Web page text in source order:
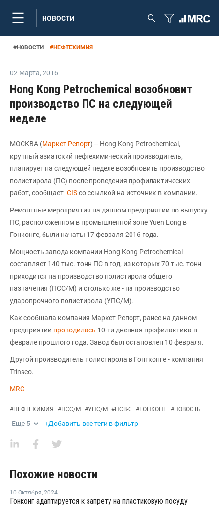
НОВОСТИ
#НОВОСТИ #НЕФТЕХИМИЯ
02 Марта, 2016
Hong Kong Petrochemical возобновит
производство ПС на следующей
неделе
МОСКВА (Маркет Репорт) -- Hong Kong Petrochemical,
крупный азиатский нефтехимический производитель,
планирует на следующей неделе возобновить производство
полистирола (ПС) после проведения профилактических
работ, сообщает ICISсо ссылкой на источник в компании.
Ремонтные мероприятия на данном предприятии по выпуску
ПС, расположенном в промышленной зоне Yuen Long в
Гонконге, были начаты 17 февраля 2016 года.
Мощность завода компании Hong Kong Petrochemical
составляет 140 тыс. тонн ПС в год, из которых 70 тыс. тонн
приходится на производство полистирола общего
назначения (ПСС/М) и столько же - на производство
ударопрочного полистирола (УПС/М).
Как сообщала компания Маркет Репорт, ранее на данном
предприятии проводилась 10-ти дневная профилактика в
феврале прошлого года. Завод был остановлен 10 февраля.
Другой производитель полистирола в Гонгконге - компания
Trinseo.
MRC
#НЕФТЕХИМИЯ #ПСС/М #УПС/М #ПСВ-С #ГОНКОНГ #НОВОСТЬ
Еще 5 +Добавить все теги в фильтр
Похожие новости
10 Октября, 2024
Гонконг адаптируется к запрету на пластиковую посуду